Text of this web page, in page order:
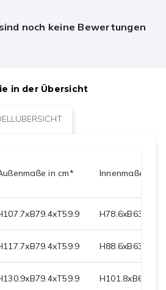
noch keine Bewertungen
in der Übersicht
in cm* Innenmaße in
107.7xB79.4xT59.9 H78.6xB63.7
117.7xB79.4xT59.9 H88.6xB63.7
130.9xB79.4xT59.9 H101.8xB63.7